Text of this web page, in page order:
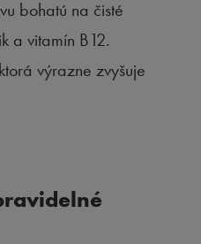
bohatú na čisté
a vitamín B12.
výrazne zvyšuje